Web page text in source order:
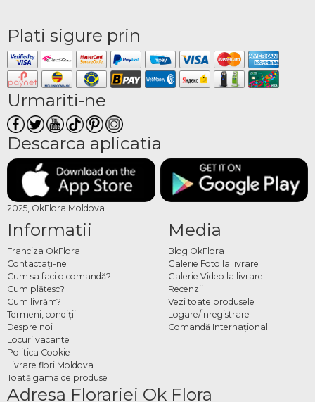
Plati sigure prin
Urmariti-ne
Descarca aplicatia
2025, OkFlora Moldova
Informatii
Franciza OkFlora
Contactaţi-ne
Cum sa faci o comandă?
Cum plătesc?
Cum livrăm?
Termeni, condiţii
Despre noi
Locuri vacante
Politica Cookie
Livrare flori Moldova
Toată gama de produse
Media
Blog OkFlora
Galerie Foto la livrare
Galerie Video la livrare
Recenzii
Vezi toate produsele
Logare/Înregistrare
Comandă Internațional
Adresa Florariei Ok Flora